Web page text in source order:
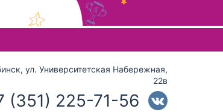
и вниз для выбора и Enter для перехода на
ул. Университетская Набережная,
22в
(351) 225-71-56